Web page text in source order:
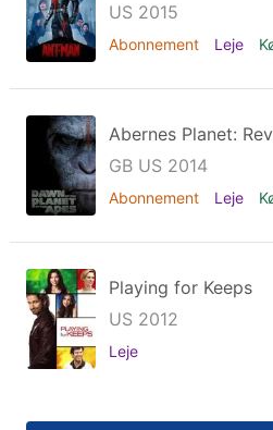
US 2015
Abonnement Leje
Abernes Planet:
GB US 2014
Abonnement Leje
Playing for Keeps
US 2012
Leje